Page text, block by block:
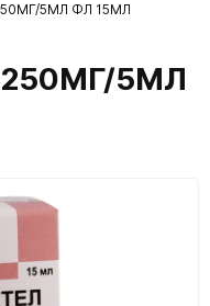
5МЛ ФЛ 15МЛ
5МЛ